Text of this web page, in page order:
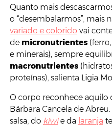
Quanto mais
o “desembalarmos”, mais
variado e colorido vai
de micronutrientes
e minerais), sempre
macronutrientes
proteínas), salienta Ligia
O corpo reconhece aquilo
Bárbara Cancela de
salsa, do kiwie da laranja